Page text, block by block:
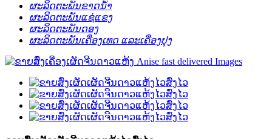
ຜະລິດຕະພັນຂາດນ້ໍາ
ຜະລິດຕະພັນແຊ່ແຂງ
ຜະລິດຕະພັນດອງ
ຜະລິດຕະພັນເຄື່ອງເທດ ແລະເຄື່ອງປຸງ